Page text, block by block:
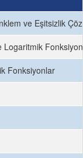
ve Eşitsizlik
Logaritmik
Fonksiyonlar